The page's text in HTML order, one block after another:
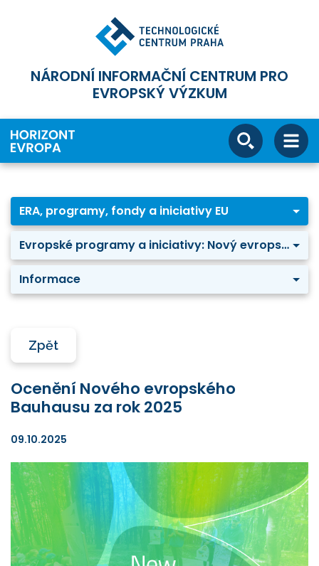
NÁRODNÍ INFORMAČNÍ CENTRUM PRO
EVROPSKÝ VÝZKUM
ERA, programy, fondy a iniciativy EU
Evropské programy a iniciativy: Nový evropský Bauhaus
Informace
Zpět
Ocenění Nového evropského
Bauhausu za rok 2025
09.10.2025